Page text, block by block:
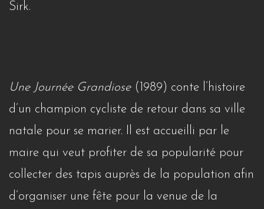
Sirk.
Une Journée Grandiose(1989) conte l’histoire
d’un champion cycliste de retour dans sa ville
natale pour se marier. Il est accueilli par le
maire qui veut profiter de sa popularité pour
collecter des tapis auprès de la population afin
d’organiser une fête pour la venue de la